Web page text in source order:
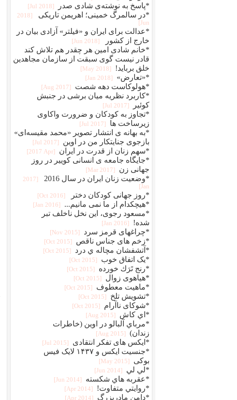
*پاسخ به نوشته‌ی شادی صدر [2018 Jul]
*در سالمرگ خمینی؛ اهریمن تاریکی
[2018
Jun]
*عدالت برای ایران و «فیلتر» آزادی بیان در
خارج از کشور
[2018 Jun]
*خانم شادی امین هر چقدر هم تلاش کند
قادر نیست گوی سبقت از سازمان مجاهدین
خلق برباید!
[2018 May]
*«تعارض» [2018 Jan]
*هولوکاست دهه شصت [2017 Aug]
*کاربرد نظریه میان برشی در جنبش
کوئیر
[2017 Jul]
*تجاوز به کودکان و ضرورت واکاوی
زیرساخت ها
[2017 Jul]
*به بهانه ی انتشار تصویر «محمد مقیسه‌ای»
بازجوی جنایتکار من در اوین
[2017 Jul]
*سهم زنان از قدرت در ایران ‏ ‏‎ [2017 Apr]
*جایگاه جامعه ی انسانی کوییر در روز
جهانی زن
[2017 Mar]
*وضعیت زنان ایران در سال 2016‏
[2017
Jan]
*روز جهانی کودکان دختر [2016 Oct]
*هیچکدام از ما نمی مانیم... [2016 Jan]
*مسعود رجوی، این نخل ناخلف تبر
شده!
[2016 Jan]
*چراغهای قرمز سرد [2015 Nov]
*زخم های جناس ناقص [2015 Oct]
*آتشفشان مچاله ي درد [2015 Oct]
*یک اتفاق خوب [2015 Oct]
*رنج تَرَك خورده [2015 Oct]
*هیاهوی زوال [2015 Oct]
*ماهیت معطوف [2015 Oct]
*تشویش تلخ [2015 Oct]
*شوکای ناآرام [2015 Oct]
*اي كاش [2015 Aug]
*مرباي آلبالو در اوين (خاطرات
زندان)
[2015 Aug]
*ایکس های تفکر انتقادی [2015 Jul]
*جنسیت ایکس و ۱۴۳۷ لایک فیس
بوکی
[2015 May]
*لي لي [2014 Jun]
*عقربه هاي شكسته [2014 Jun]
*روايتي متفاوت! [2014 Apr]
*دامن مادربزرگ [2014 Apr]